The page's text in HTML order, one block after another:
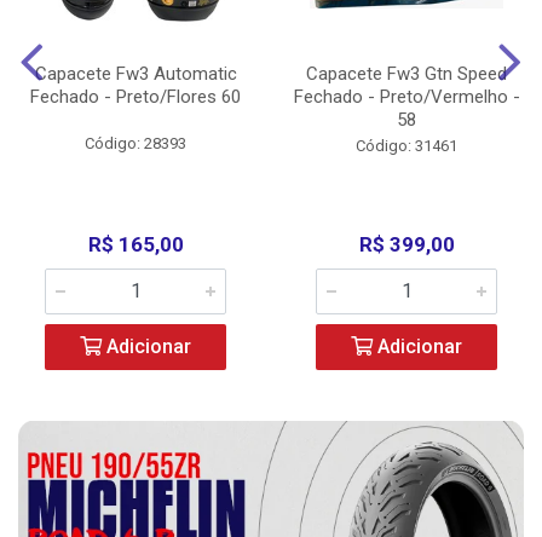
Capacete Fw3 Automatic
Fechado - Preto/Flores 60
Código: 28393
R$ 165,00
Adicionar
Capacete Fw3 Gtn Speed
Fechado - Preto/Vermelho -
58
Código: 31461
R$ 399,00
Adicionar